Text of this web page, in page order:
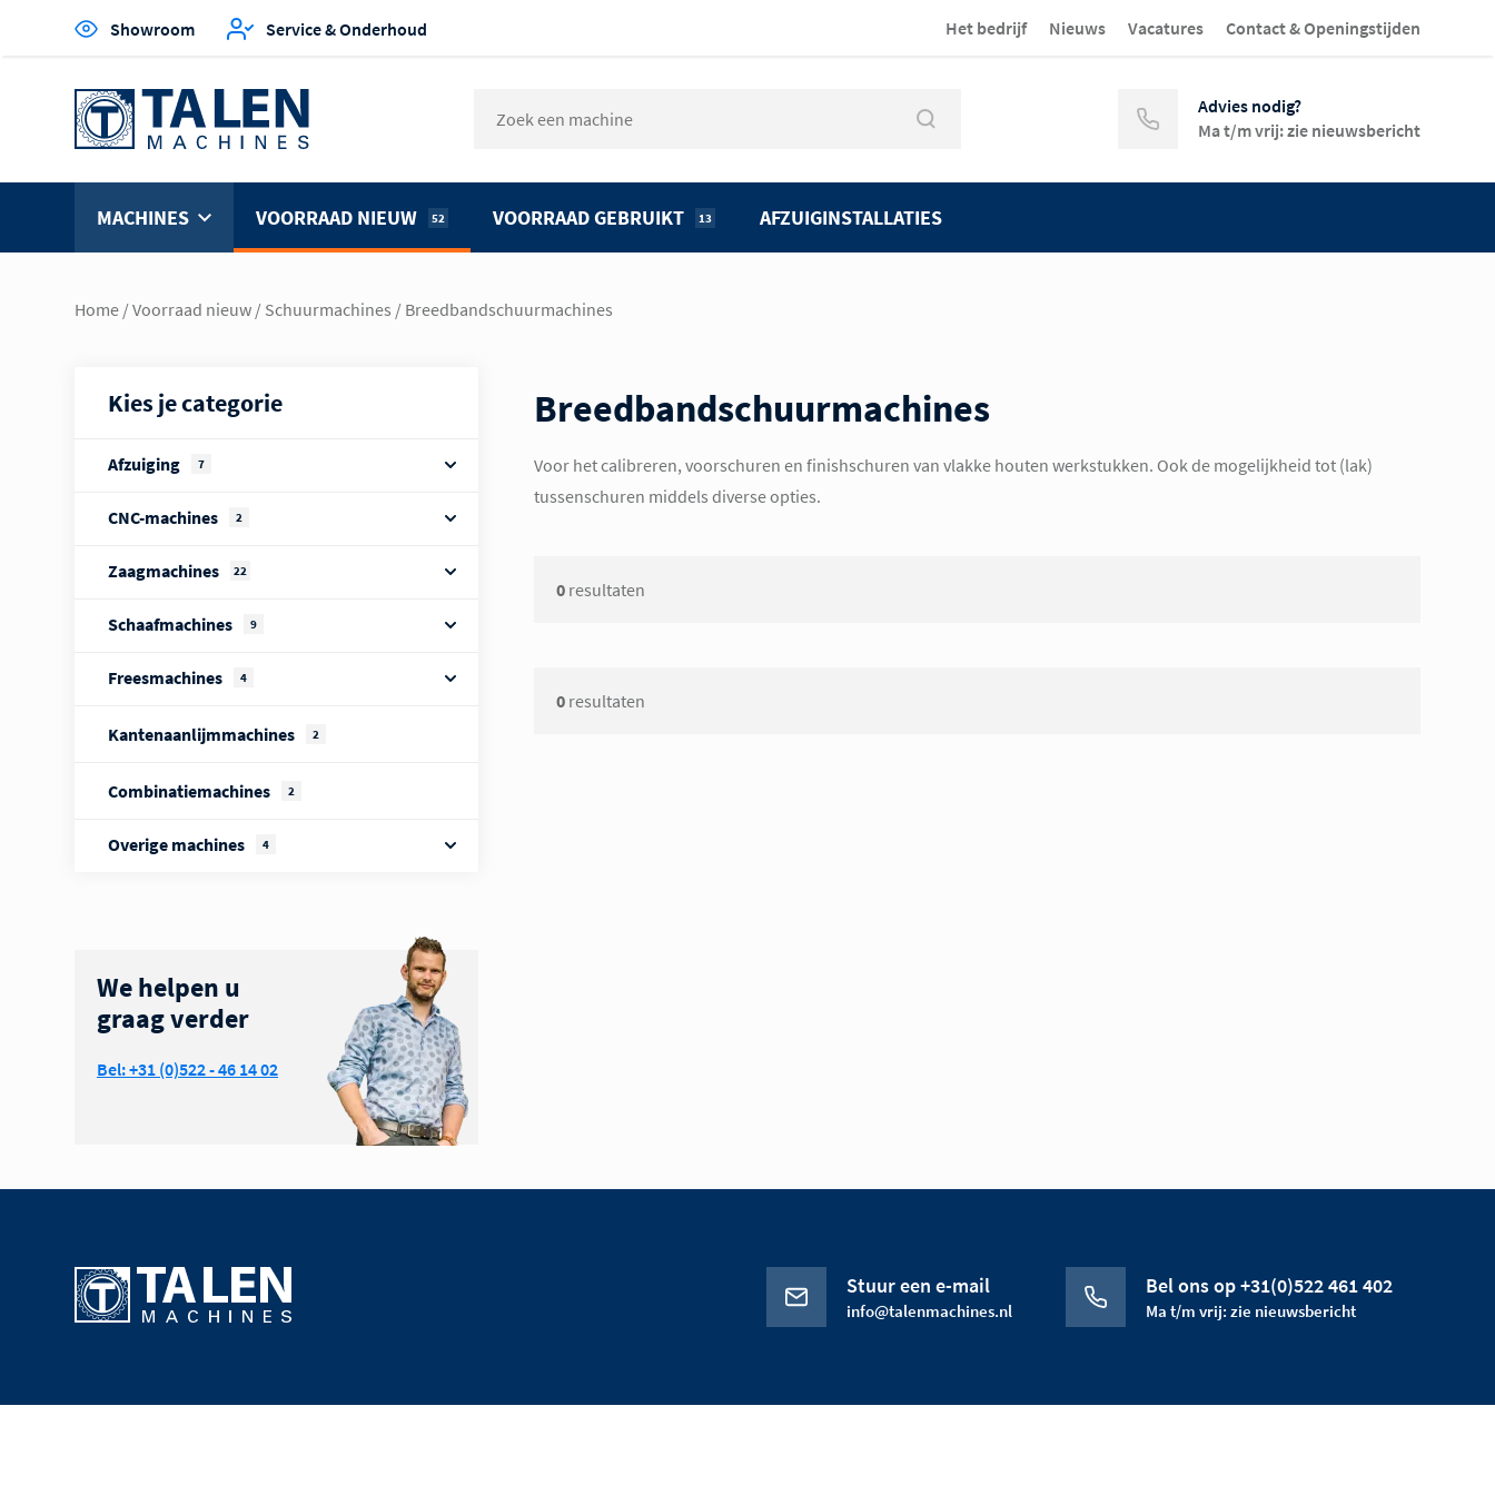
Showroom Service & Onderhoud Het bedrijf Nieuws Vacatures Contact & Openingstijden
Advies nodig?
Ma t/m vrij: zie nieuwsbericht
MACHINES VOORRAAD NIEUW 52 VOORRAAD GEBRUIKT 13 AFZUIGINSTALLATIES
Home /Voorraad nieuw / Schuurmachines / Breedbandschuurmachines
Kies je categorie
Afzuiging 7
CNC-machines 2
Zaagmachines 22
Schaafmachines 9
Freesmachines 4
Kantenaanlijmmachines 2
Combinatiemachines 2
Overige machines 4
We helpen u
graag verder
Bel: +31 (0)522 - 46 14 02
Breedbandschuurmachines
Voor het calibreren, voorschuren en finishschuren van vlakke houten werkstukken. Ook de mogelijkheid tot (lak)
tussenschuren middels diverse opties.
0 resultaten
0 resultaten
Stuur een e-mail
info@talenmachines.nl
Bel ons op +31(0)522 461 402
Ma t/m vrij: zie nieuwsbericht